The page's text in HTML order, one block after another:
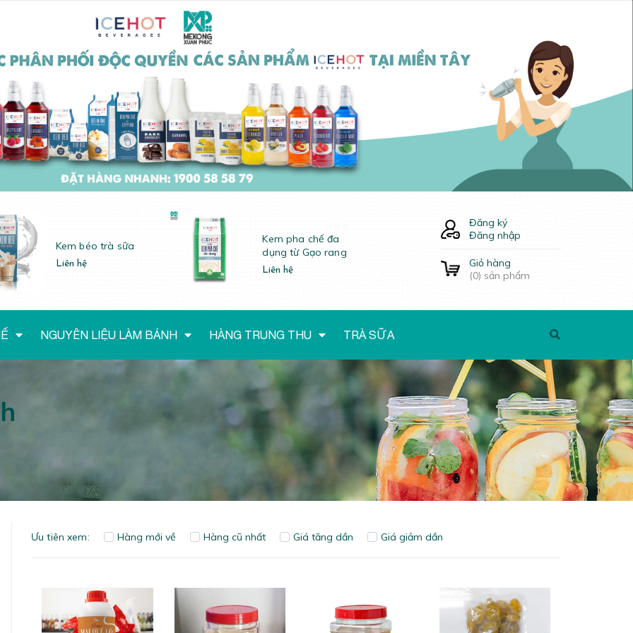
Kem béo trà sữa
Liên hệ
Kem pha chế đa
dụng từ Gạo rang
Liên hệ
Đăng ký
Đăng nhập
Giỏ hàng
(0) sản phẩm
NGUYÊN LIỆU LÀM BÁNH HÀNG TRUNG THU TRÀ SỮA
Ưu tiên xem: Hàng mới về Hàng cũ nhất Giá tăng dần Giá giảm dần